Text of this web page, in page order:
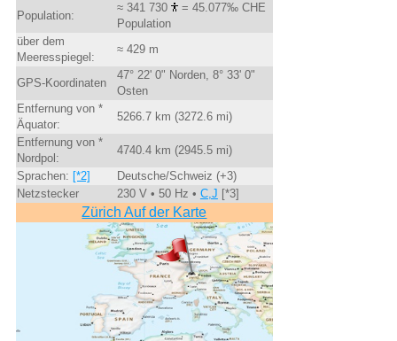
Population:
≈ 341 730
= 45.077‰ CHE
Population
über dem
Meeresspiegel:
≈ 429 m
GPS-Koordinaten
47° 22' 0" Norden, 8° 33' 0"
Osten
Entfernung von *
Äquator:
5266.7 km (3272.6 mi)
Entfernung von *
Nordpol:
4740.4 km (2945.5 mi)
Sprachen: [*2]
Deutsche/Schweiz (+3)
Netzstecker
230 V • 50 Hz • C,J [*3]
Zürich Auf der Karte